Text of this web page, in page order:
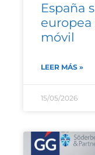
España
móvil
LEER MÁS »
15/05/2026